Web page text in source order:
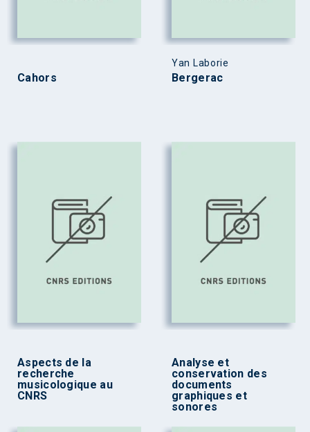
Cahors
Yan Laborie
Bergerac
Aspects de la
recherche
musicologique au
CNRS
Analyse et
conservation des
documents
graphiques et
sonores